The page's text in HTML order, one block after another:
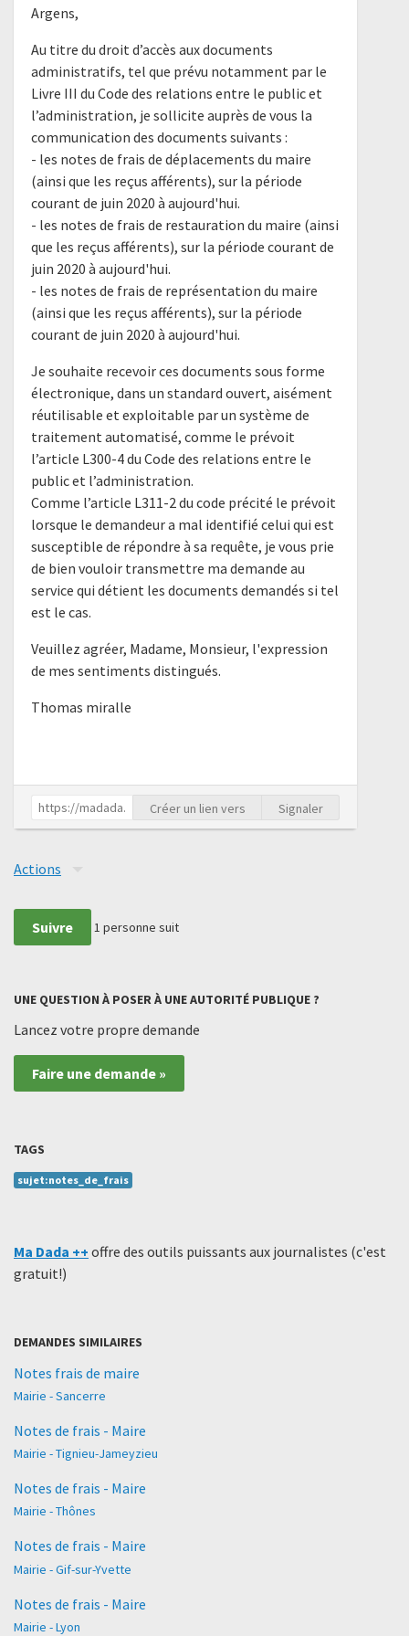
Argens,
Au titre du droit d’accès aux documents
administratifs, tel que prévu notamment par le
Livre III du Code des relations entre le public et
l’administration, je sollicite auprès de vous la
communication des documents suivants :
- les notes de frais de déplacements du maire
(ainsi que les reçus afférents), sur la période
courant de juin 2020 à aujourd'hui.
- les notes de frais de restauration du maire (ainsi
que les reçus afférents), sur la période courant de
juin 2020 à aujourd'hui.
- les notes de frais de représentation du maire
(ainsi que les reçus afférents), sur la période
courant de juin 2020 à aujourd'hui.
Je souhaite recevoir ces documents sous forme
électronique, dans un standard ouvert, aisément
réutilisable et exploitable par un système de
traitement automatisé, comme le prévoit
l’article L300-4 du Code des relations entre le
public et l’administration.
Comme l’article L311-2 du code précité le prévoit
lorsque le demandeur a mal identifié celui qui est
susceptible de répondre à sa requête, je vous prie
de bien vouloir transmettre ma demande au
service qui détient les documents demandés si tel
est le cas.
Veuillez agréer, Madame, Monsieur, l'expression
de mes sentiments distingués.
Thomas miralle
Créer un lien vers Signaler
Actions
Suivre 1 personne suit
UNE QUESTION À POSER À UNE AUTORITÉ PUBLIQUE ?
Lancez votre propre demande
Faire une demande »
TAGS
sujet:notes_de_frais
Ma Dada ++ offre des outils puissants aux journalistes (c'est
gratuit!)
DEMANDES SIMILAIRES
Notes frais de maire
Mairie - Sancerre
Notes de frais - Maire
Mairie - Tignieu-Jameyzieu
Notes de frais - Maire
Mairie - Thônes
Notes de frais - Maire
Mairie - Gif-sur-Yvette
Notes de frais - Maire
Mairie - Lyon